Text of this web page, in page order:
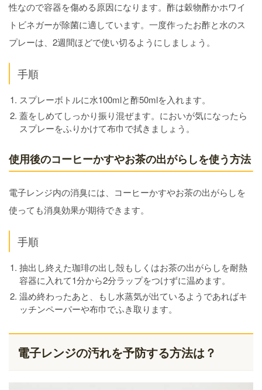
性なので容器を傷める原因になります。酢は穀物酢かホワイ
トビネガーが除菌に適しています。一度作ったお酢と水のス
プレーは、2週間ほどで使い切るようにしましょう。
手順
スプレーボトルに水100mlと酢50mlを入れます。
蓋をしめてしっかり振り混ぜます。においが気になったら
スプレーをふりかけて布巾で拭きましょう。
使用後のコーヒーかすやお茶の出がらしを使う方法
電子レンジ内の消臭には、コーヒーかすやお茶の出がらしを
使っても消臭効果が期待できます。
手順
抽出し終えた珈琲の出し殻もしくはお茶の出がらしを耐熱
容器に入れて1分から2分ラップをつけずに温めます。
温め終わったあと、もし水蒸気が出ているようであればキ
ッチンペーパーや布巾でふき取ります。
電子レンジの汚れを予防する方法は？